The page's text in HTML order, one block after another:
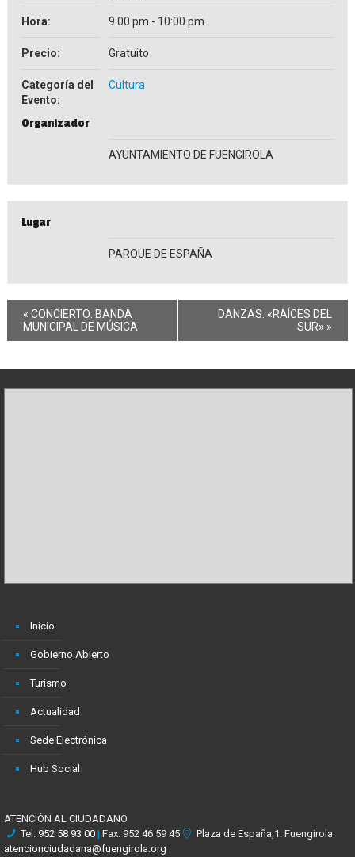
Hora: 9:00 pm - 10:00 pm
Precio: Gratuito
Categoría del
Evento:
Cultura
Organizador
AYUNTAMIENTO DE FUENGIROLA
Lugar
PARQUE DE ESPAÑA
« CONCIERTO: BANDA
MUNICIPAL DE MÚSICA
DANZAS: «RAÍCES DEL
SUR» »
Inicio
Gobierno Abierto
Turismo
Actualidad
Sede Electrónica
Hub Social
ATENCIÓN AL CIUDADANO
Tel. 952 58 93 00 | Fax. 952 46 59 45
Plaza de España,1. Fuengirola
atencionciudadana@fuengirola.org